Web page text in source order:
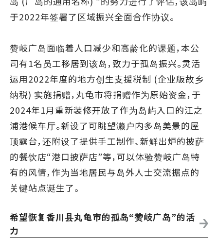
于2022年签署了区域振兴全面合作协议。
赞岐广岛面临着人口减少和高龄化的课题，本公
司有1名员工移居到该岛，致力于孤岛振兴。灵活
运用2022年度的地方创生支援税制 (企业版故乡
纳税) 实施捐赠，丸龟市将捐赠作为原始资金，于
2024年1月重新装修开放了作为岛屿入口的江之
浦港候车厅。新设了可眺望濑户内多岛美景的屋
顶露台，还附设了提供手工制作、新鲜出炉的披萨
的餐饮店“港口披萨店”等，可以体验赞岐广岛特
有的风情，作为当地居民与岛外人士交流据点的
关键站点诞生了。
希望恢复香川县丸龟市的孤岛“赞岐广岛”的活
力